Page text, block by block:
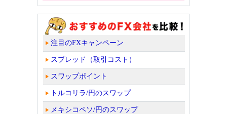
注目のFXキャンペーン
スプレッド（取引コスト）
スワップポイント
トルコリラ/円のスワップ
メキシコペソ/円のスワップ